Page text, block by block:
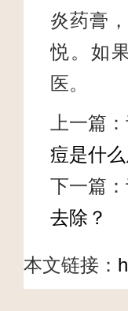
炎药膏
悦。如
医。
上一篇：
痘是什么
下一篇：
去除？
本文链接：